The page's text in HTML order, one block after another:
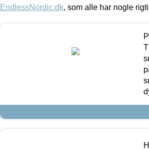
EndlessNordic.dk, som alle har nogle